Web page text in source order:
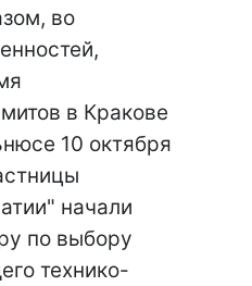
во
в Кракове
10 октября
начали
по выбору
технико-